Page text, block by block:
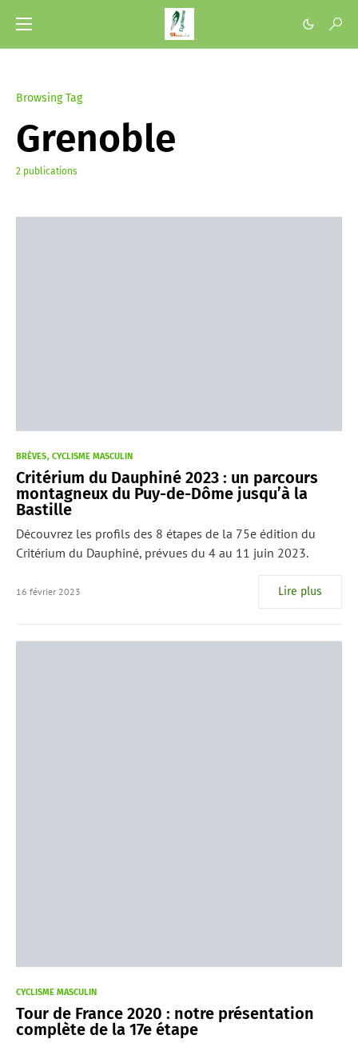
Browsing Tag
Grenoble
2 publications
BRÈVES CYCLISME MASCULIN
Critérium du Dauphiné 2023 : un parcours
montagneux du Puy-de-Dôme jusqu’à la
Bastille
Découvrez les profils des 8 étapes de la 75e édition du
Critérium du Dauphiné, prévues du 4 au 11 juin 2023.
16 février 2023 Lire plus
CYCLISME MASCULIN
Tour de France 2020 : notre présentation
complète de la 17e étape